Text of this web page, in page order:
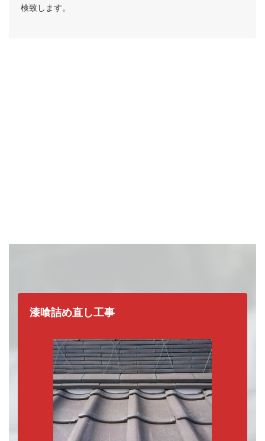
検致します。
瓦屋根の補修工事の種類
漆喰詰め直し工事